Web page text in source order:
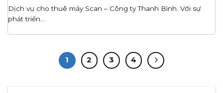
Dịch vụ cho thuê máy Scan – Công ty Thanh Bình. Với sự
phát triển...
1 2 3 4